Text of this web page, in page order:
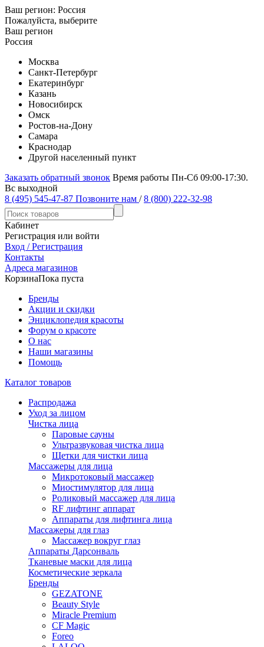
Ваш регион: Россия
Пожалуйста, выберите
Ваш регион
Россия
Москва
Санкт-Петербург
Екатеринбург
Казань
Новосибирск
Омск
Ростов-на-Дону
Самара
Краснодар
Другой населенный пункт
Заказать обратный звонок Время работы Пн-Сб 09:00-17:30.
Вс выходной
8 (495) 545-47-87 Позвоните нам / 8 (800) 222-32-98
Кабинет
Регистрация или войти
Вход / Регистрация
Контакты
Адреса магазинов
КорзинаПока пуста
Бренды
Акции и скидки
Энциклопедия красоты
Форум о красоте
О нас
Наши магазины
Помощь
Каталог товаров
Распродажа
Уход за лицом
Чистка лица
Паровые сауны
Ультразвуковая чистка лица
Щетки для чистки лица
Массажеры для лица
Микротоковый массажер
Миостимулятор для лица
Роликовый массажер для лица
RF лифтинг аппарат
Аппараты для лифтинга лица
Массажеры для глаз
Массажер вокруг глаз
Аппараты Дарсонваль
Тканевые маски для лица
Косметические зеркала
Бренды
GEZATONE
Beauty Style
Miracle Premium
CF Magic
Foreo